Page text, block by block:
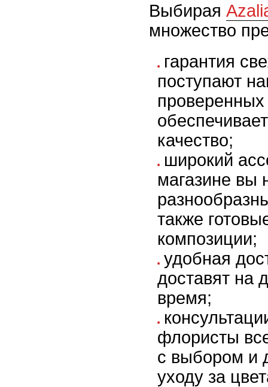
Выбирая
множество
гарантия
поступают
качество;
широкий
магазине вы
также
композиции;
удобная
доставят на
время;
флористы
с выбором и
уходу за